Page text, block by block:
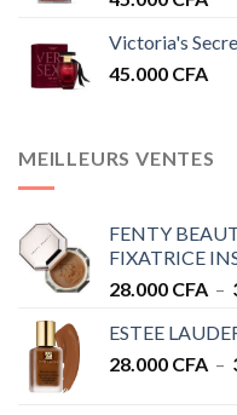
Victoria's
45.000 CFA
MEILLEURS VENTES
FENTY
FIXATRICE
28.000 CFA –
ESTEE
28.000 CFA –